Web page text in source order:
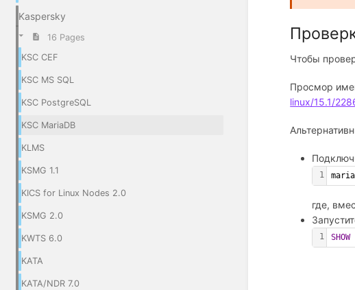
Kaspersky
16 Pages
KSC CEF
KSC MS SQL
KSC PostgreSQL
KSC MariaDB
KLMS
KSMG 1.1
KICS for Linux Nodes 2.0
KSMG 2.0
KWTS 6.0
KATA
KATA/NDR 7.0
Чтобы
Просмор
linux/15.1/
1
где,
1 SHOW